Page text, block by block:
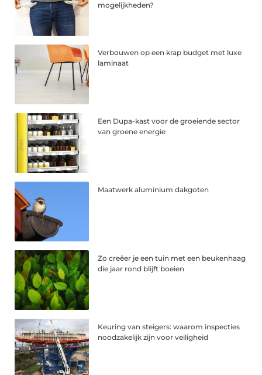
mogelijkheden?
Verbouwen op een krap budget met luxe
laminaat
Een Dupa-kast voor de groeiende sector
van groene energie
Maatwerk aluminium dakgoten
Zo creëer je een tuin met een beukenhaag
die jaar rond blijft boeien
Keuring van steigers: waarom inspecties
noodzakelijk zijn voor veiligheid